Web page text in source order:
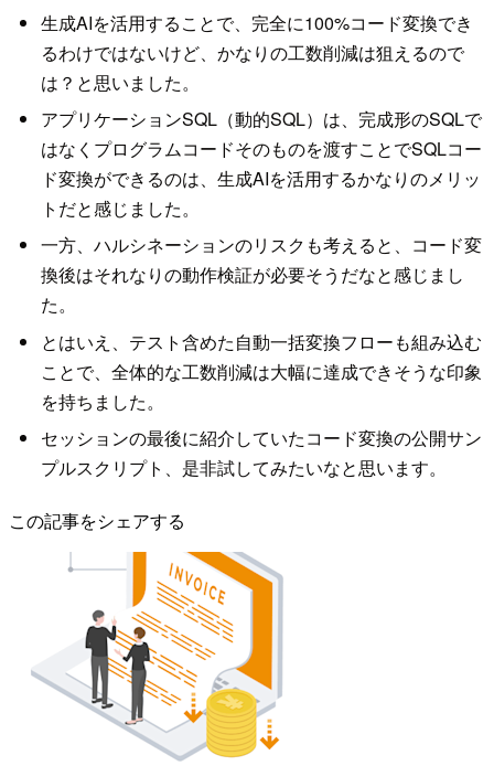
生成AIを活用することで、完全に100%コード変換でき
るわけではないけど、かなりの工数削減は狙えるので
は？と思いました。
アプリケーションSQL（動的SQL）は、完成形のSQLで
はなくプログラムコードそのものを渡すことでSQLコー
ド変換ができるのは、生成AIを活用するかなりのメリッ
トだと感じました。
一方、ハルシネーションのリスクも考えると、コード変
換後はそれなりの動作検証が必要そうだなと感じまし
た。
とはいえ、テスト含めた自動一括変換フローも組み込む
ことで、全体的な工数削減は大幅に達成できそうな印象
を持ちました。
セッションの最後に紹介していたコード変換の公開サン
プルスクリプト、是非試してみたいなと思います。
この記事をシェアする